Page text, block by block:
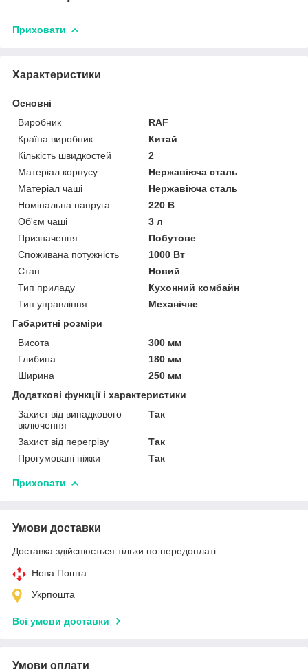
Приховати
Характеристики
Основні
Виробник
RAF
Країна виробник
Китай
Кількість швидкостей
2
Матеріал корпусу
Нержавіюча сталь
Матеріал чаші
Нержавіюча сталь
Номінальна напруга
220 В
Об'єм чаші
3 л
Призначення
Побутове
Споживана потужність
1000 Вт
Стан
Новий
Тип приладу
Кухонний комбайн
Тип управління
Механічне
Габаритні розміри
Висота
300 мм
Глибина
180 мм
Ширина
250 мм
Додаткові функції і характеристики
Захист від випадкового
включення
Так
Захист від перегріву
Так
Прогумовані ніжки
Так
Приховати
Умови доставки
Доставка здійснюється тільки по передоплаті.
Нова Пошта
Укрпошта
Всі умови доставки
Умови оплати